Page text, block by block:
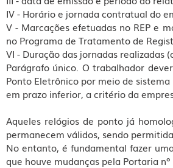
IV - Horário e jornada contratual do
V - Marcações efetuadas no REP e
no Programa de Tratamento de
VI - Duração das jornadas realizadas
Parágrafo único. O trabalhador
Ponto Eletrônico por meio de
em prazo inferior, a critério da
Aqueles relógios de ponto já
permanecem válidos, sendo
No entanto, é fundamental fazer
que houve mudanças pela Portaria